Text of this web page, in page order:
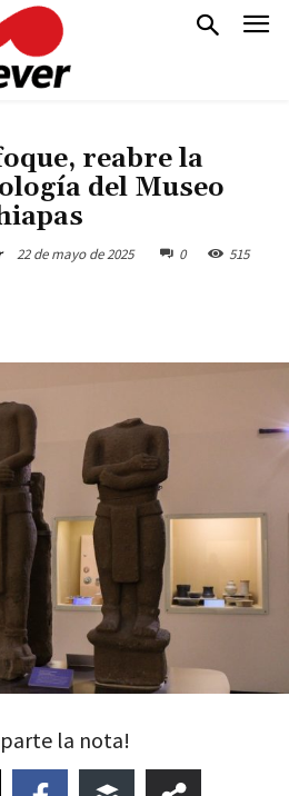
reabre la
del Museo
22 de mayo de 2025 0 515
la nota!